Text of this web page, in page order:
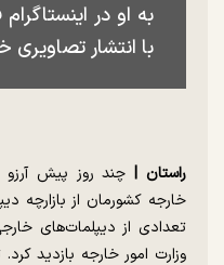
به او در
با انتشار
راستان | چند روز پیش
خارجه کشورمان از بازارچه
تعدادی از دیپلمات‌های
وزارت امور خارجه بازدید